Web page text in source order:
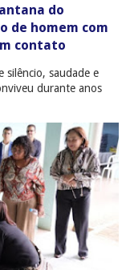
do
de homem com
contato
silêncio, saudade e
durante anos